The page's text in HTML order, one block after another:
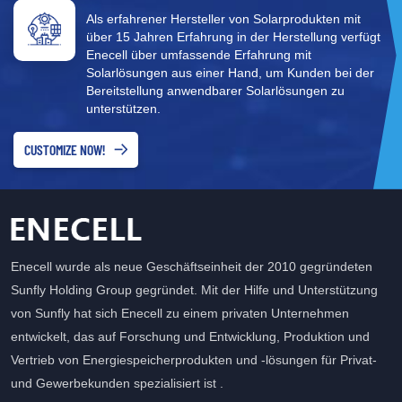
Ausgänge unterstützt. Es ist in der Regel mit einem eingebauten
Akku ausgestattet, der über verschiedene Methoden aufgeladen
werden kann, darunter Solarenergie, Autoladung oder
herkömmliche Steckdosen. Tragbare Kraftwerke können
herkömmliche Geräte mit Strom versorgen und verschiedene
Anforderungen erfüllen, darunter Außenbeleuchtung, das Laden
elektronischer Geräte und die Bereitstellung von Notstrom für
medizinische Geräte. Hauptanwendungen tragbarer Kraftwerke1.
oder bei Autofahrten – diese Geräte versorgen
Außenbeleuchtung, tragbare Kühlschränke, kleine Kocher und
GPS-Geräte mit stabiler Stromversorgung und stellen so sicher,
dass die Ausrüstung während der gesamten Reise weiterhin
zuverlässige Stromversorgung für Lampen, Telefone, Kameras
und mehr. 2. NotstromversorgungBei Naturkatastrophen,
Stromausfällen oder anderen Notfällen kann ein tragbares
Als erfahrener Hersteller von Solarprodukten mit
über 15 Jahren Erfahrung in der Herstellung verfügt
Enecell über umfassende Erfahrung mit
Solarlösungen aus einer Hand, um Kunden bei der
Bereitstellung anwendbarer Solarlösungen zu
unterstützen.
CUSTOMIZE NOW!
Enecell wurde als neue Geschäftseinheit der 2010 gegründeten
Sunfly Holding Group gegründet. Mit der Hilfe und Unterstützung
von Sunfly hat sich Enecell zu einem privaten Unternehmen
entwickelt, das auf Forschung und Entwicklung, Produktion und
Vertrieb von Energiespeicherprodukten und -lösungen für Privat-
und Gewerbekunden spezialisiert ist .